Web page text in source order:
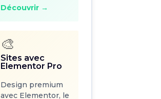
Découvrir →
🎨
Sites avec
Elementor Pro
Design premium
avec Elementor, le
avec Elementor, le
Découvrir
Elementor →
Services